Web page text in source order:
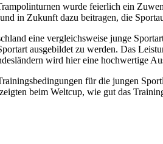
wurde feierlich ein
in Zukunft dazu beitragen, die
eine vergleichsweise junge
ausgebildet zu werden. Das
wird hier eine hochwertige
für die jungen
beim Weltcup, wie gut das